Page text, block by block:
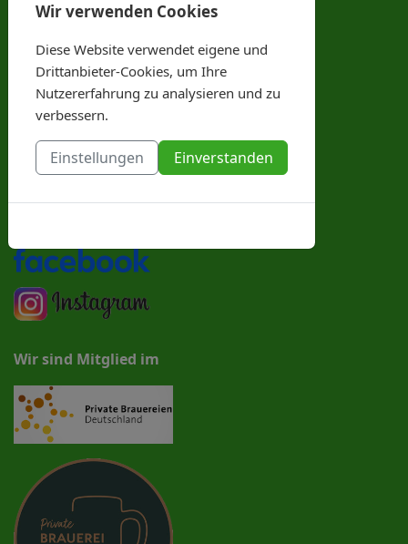
Prösslbräu Adlersberg GbR
Dominikanerinnenstr. 2-3
93186 Adlersberg
Tel. Nr.: 09404 1822
proesslbraeu@t-online.de
Wir sind Mitglied im
Wir verwenden Cookies
Diese Website verwendet eigene und
Drittanbieter-Cookies, um Ihre
Nutzererfahrung zu analysieren und zu
verbessern.
Einstellungen Einverstanden